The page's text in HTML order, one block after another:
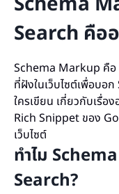
Search คืออ
Schema Markup คือ
ที่ฝังในเว็บไซต์เพื่อบอ
ใครเขียน เกี่ยวกับเรื่อ
Rich Snippet ของ
เว็บไซต์
ทำไม
Search?